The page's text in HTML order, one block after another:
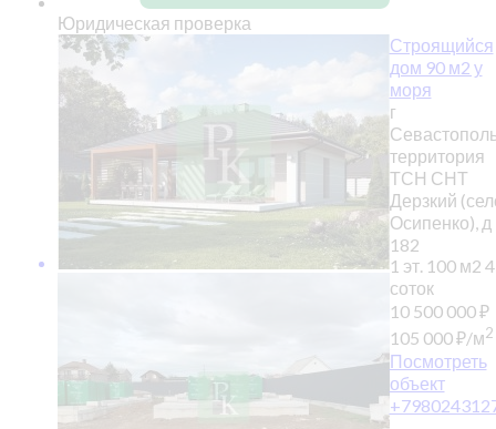
Юридическая проверка
Строящийся
дом 90 м2 у
моря
г
территория
ТСН СНТ
Дерзкий
Осипенко), д
182
1 эт. 100 м2 4
соток
10 500 000₽
105 000₽/м2
Посмотреть
объект